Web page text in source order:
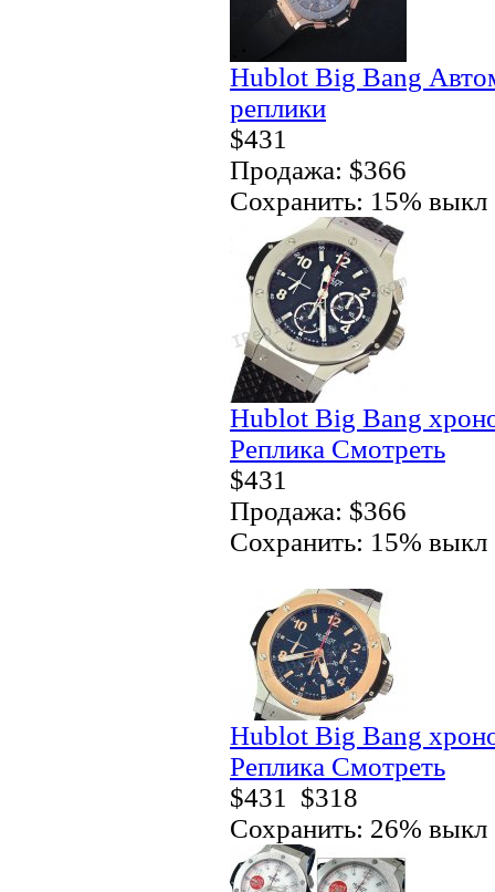
Hublot Big Bang
реплики
$431
Продажа: $366
Сохранить: 15% выкл
Hublot Big Bang
Реплика Смотреть
$431
Продажа: $366
Сохранить: 15% выкл
Hublot Big Bang
Реплика Смотреть
$431
$318
Сохранить: 26% выкл